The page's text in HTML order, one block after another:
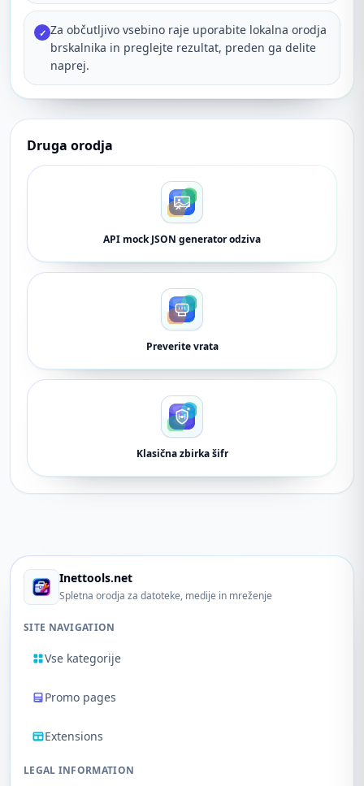
✓ Za občutljivo vsebino raje uporabite lokalna orodja
brskalnika in preglejte rezultat, preden ga delite
naprej.
Druga orodja
API mock JSON generator odziva
Preverite vrata
Klasična zbirka šifr
Inettools.net
Spletna orodja za datoteke, medije in mreženje
SITE NAVIGATION
Vse kategorije
Promo pages
Extensions
LEGAL INFORMATION